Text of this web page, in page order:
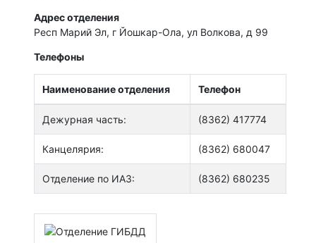
Адрес отделения
Респ Марий Эл, г Йошкар-Ола, ул Волкова, д 99
Телефоны
Наименование отделения Телефон
Дежурная часть: (8362) 417774
Канцелярия: (8362) 680047
Отделение по ИАЗ: (8362) 680235